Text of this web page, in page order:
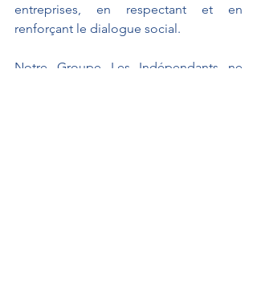
entreprises, en respectant et en
renforçant le dialogue social.
Notre Groupe Les Indépendants ne